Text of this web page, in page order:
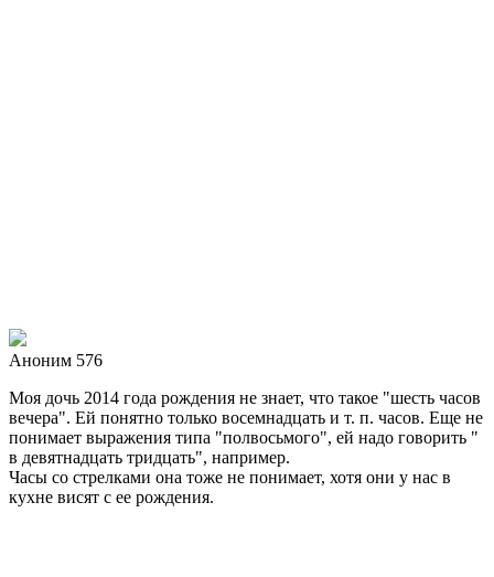
Аноним 576
Моя дочь 2014 года рождения не знает, что такое "шесть часов
вечера". Ей понятно только восемнадцать и т. п. часов. Еще не
понимает выражения типа "полвосьмого", ей надо говорить "
в девятнадцать тридцать", например.
Часы со стрелками она тоже не понимает, хотя они у нас в
кухне висят с ее рождения.